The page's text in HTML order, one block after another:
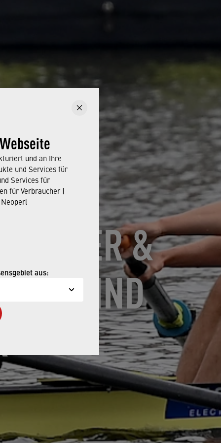
und an Ihre
und Services für
Services für
für Verbraucher |
aus:
&
SIND